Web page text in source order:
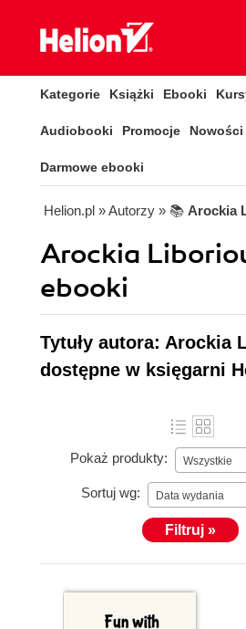
Kategorie Książki Ebooki
Audiobooki Promocje Nowości
Darmowe ebooki
Helion.pl » Autorzy » 📚 Arockia
Arockia
ebooki
Tytuły autora: Arockia
dostępne w księgarni
Pokaż produkty: Wszystkie
Sortuj wg: Data wydania
Filtruj »